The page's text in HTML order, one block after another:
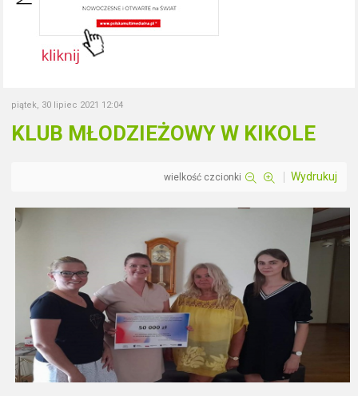
piątek, 30 lipiec 2021 12:04
KLUB MŁODZIEŻOWY W KIKOLE
wielkość czcionki Wydrukuj